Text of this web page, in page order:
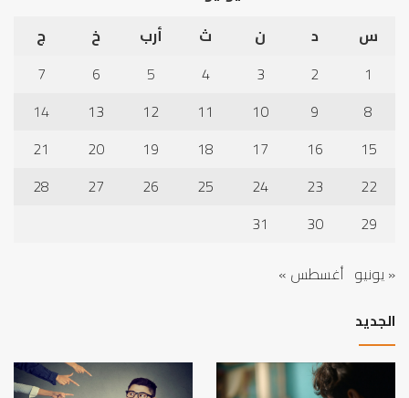
س
د ن ث أرب خ
ج
1
2
3
4
5
6
7
8
9
10
11
12
13
14
15
16
17
18
19
20
21
22
23
24
25
26
27
28
29
30
31
« يونيو أغسطس »
الجديد